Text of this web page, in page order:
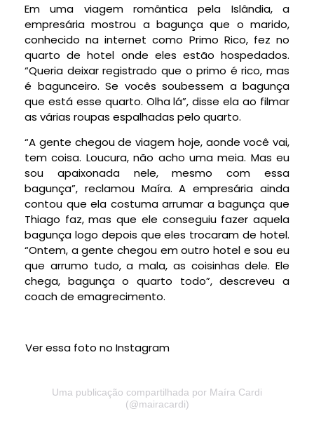
Em uma viagem romântica pela Islândia, a
empresária mostrou a bagunça que o marido,
conhecido na internet como Primo Rico, fez no
quarto de hotel onde eles estão hospedados.
“Queria deixar registrado que o primo é rico, mas
é bagunceiro. Se vocês soubessem a bagunça
que está esse quarto. Olha lá”, disse ela ao filmar
as várias roupas espalhadas pelo quarto.
“A gente chegou de viagem hoje, aonde você vai,
tem coisa. Loucura, não acho uma meia. Mas eu
sou apaixonada nele, mesmo com essa
bagunça”, reclamou Maíra. A empresária ainda
contou que ela costuma arrumar a bagunça que
Thiago faz, mas que ele conseguiu fazer aquela
bagunça logo depois que eles trocaram de hotel.
“Ontem, a gente chegou em outro hotel e sou eu
que arrumo tudo, a mala, as coisinhas dele. Ele
chega, bagunça o quarto todo”, descreveu a
coach de emagrecimento.
Ver essa foto no Instagram
Uma publicação compartilhada por Maíra Cardi
(@mairacardi)